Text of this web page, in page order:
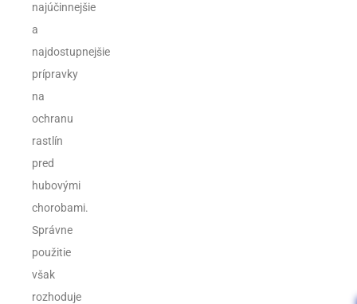
najúčinnejšie
a
najdostupnejšie
prípravky
na
ochranu
rastlín
pred
hubovými
chorobami.
Správne
použitie
však
rozhoduje